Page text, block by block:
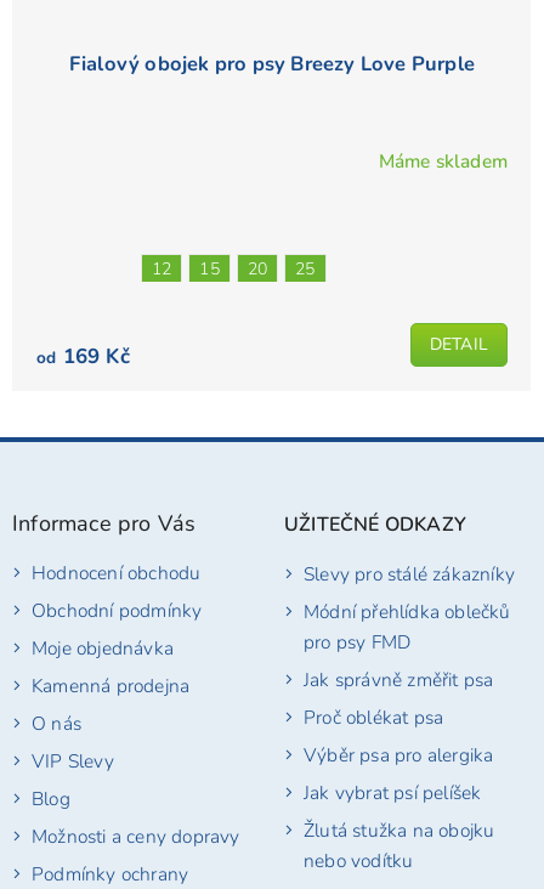
Fialový obojek pro psy Breezy Love Purple
hvězdiček.
Máme skladem
od 169 Kč DETAIL
12 15 20 25
Z
Informace pro Vás
Hodnocení obchodu
Obchodní podmínky
Moje objednávka
Kamenná prodejna
O nás
VIP Slevy
Blog
Možnosti a ceny dopravy
Podmínky ochrany
UŽITEČNÉ ODKAZY
Slevy pro stálé zákazníky
Módní přehlídka oblečků
pro psy FMD
Jak správně změřit psa
Proč oblékat psa
Výběr psa pro alergika
Jak vybrat psí pelíšek
Žlutá stužka na obojku
nebo vodítku